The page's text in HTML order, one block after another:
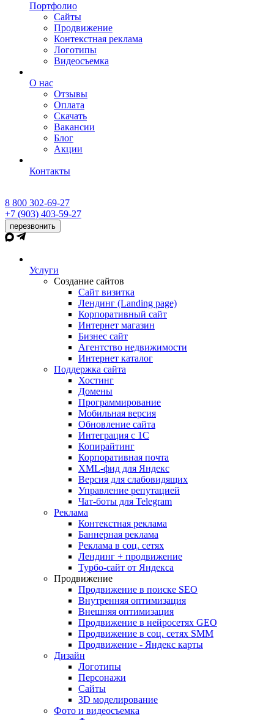
Портфолио
Сайты
Продвижение
Контекстная реклама
Логотипы
Видеосъемка
О нас
Отзывы
Оплата
Скачать
Вакансии
Блог
Акции
Контакты
8 800 302-69-27
+7 (903) 403-59-27
перезвонить
Услуги
Создание сайтов
Сайт визитка
Лендинг (Landing page)
Корпоративный сайт
Интернет магазин
Бизнес сайт
Агентство недвижимости
Интернет каталог
Поддержка сайта
Хостинг
Домены
Программирование
Мобильная версия
Обновление сайта
Интеграция с 1С
Копирайтинг
Корпоративная почта
XML-фид для Яндекс
Версия для слабовидящих
Управление репутацией
Чат-боты для Telegram
Реклама
Контекстная реклама
Баннерная реклама
Реклама в соц. сетях
Лендинг + продвижение
Турбо-сайт от Яндекса
Продвижение
Продвижение в поиске SEO
Внутренняя оптимизация
Внешняя оптимизация
Продвижение в нейросетях GEO
Продвижение в соц. сетях SMM
Продвижение - Яндекс карты
Дизайн
Логотипы
Персонажи
Сайты
3D моделирование
Фото и видеосъемка